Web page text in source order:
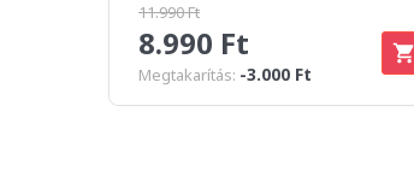
11.990 Ft
8.990 Ft
Megtakarítás: -3.000 Ft